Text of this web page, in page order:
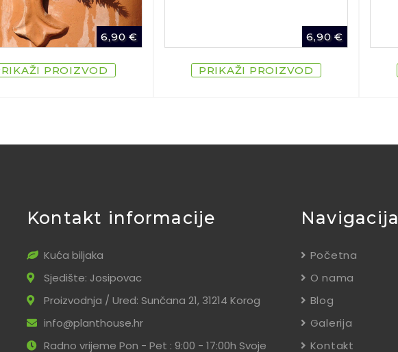
6,90€
PROIZVOD
6,90€
PRIKAŽI PROIZVOD
Kontakt informacije
Kuća biljaka
Sjedište: Josipovac
Proizvodnja / Ured: Sunčana 21, 31214 Korog
info@planthouse.hr
Radno vrijeme Pon - Pet : 9:00 - 17:00h Svoje
Navigacija
Početna
O nama
Blog
Galerija
Kontakt